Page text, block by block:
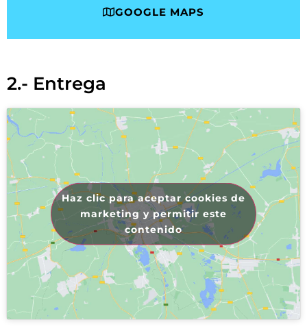
GOOGLE MAPS
2.- Entrega
Haz clic para aceptar cookies de
marketing y permitir este
contenido